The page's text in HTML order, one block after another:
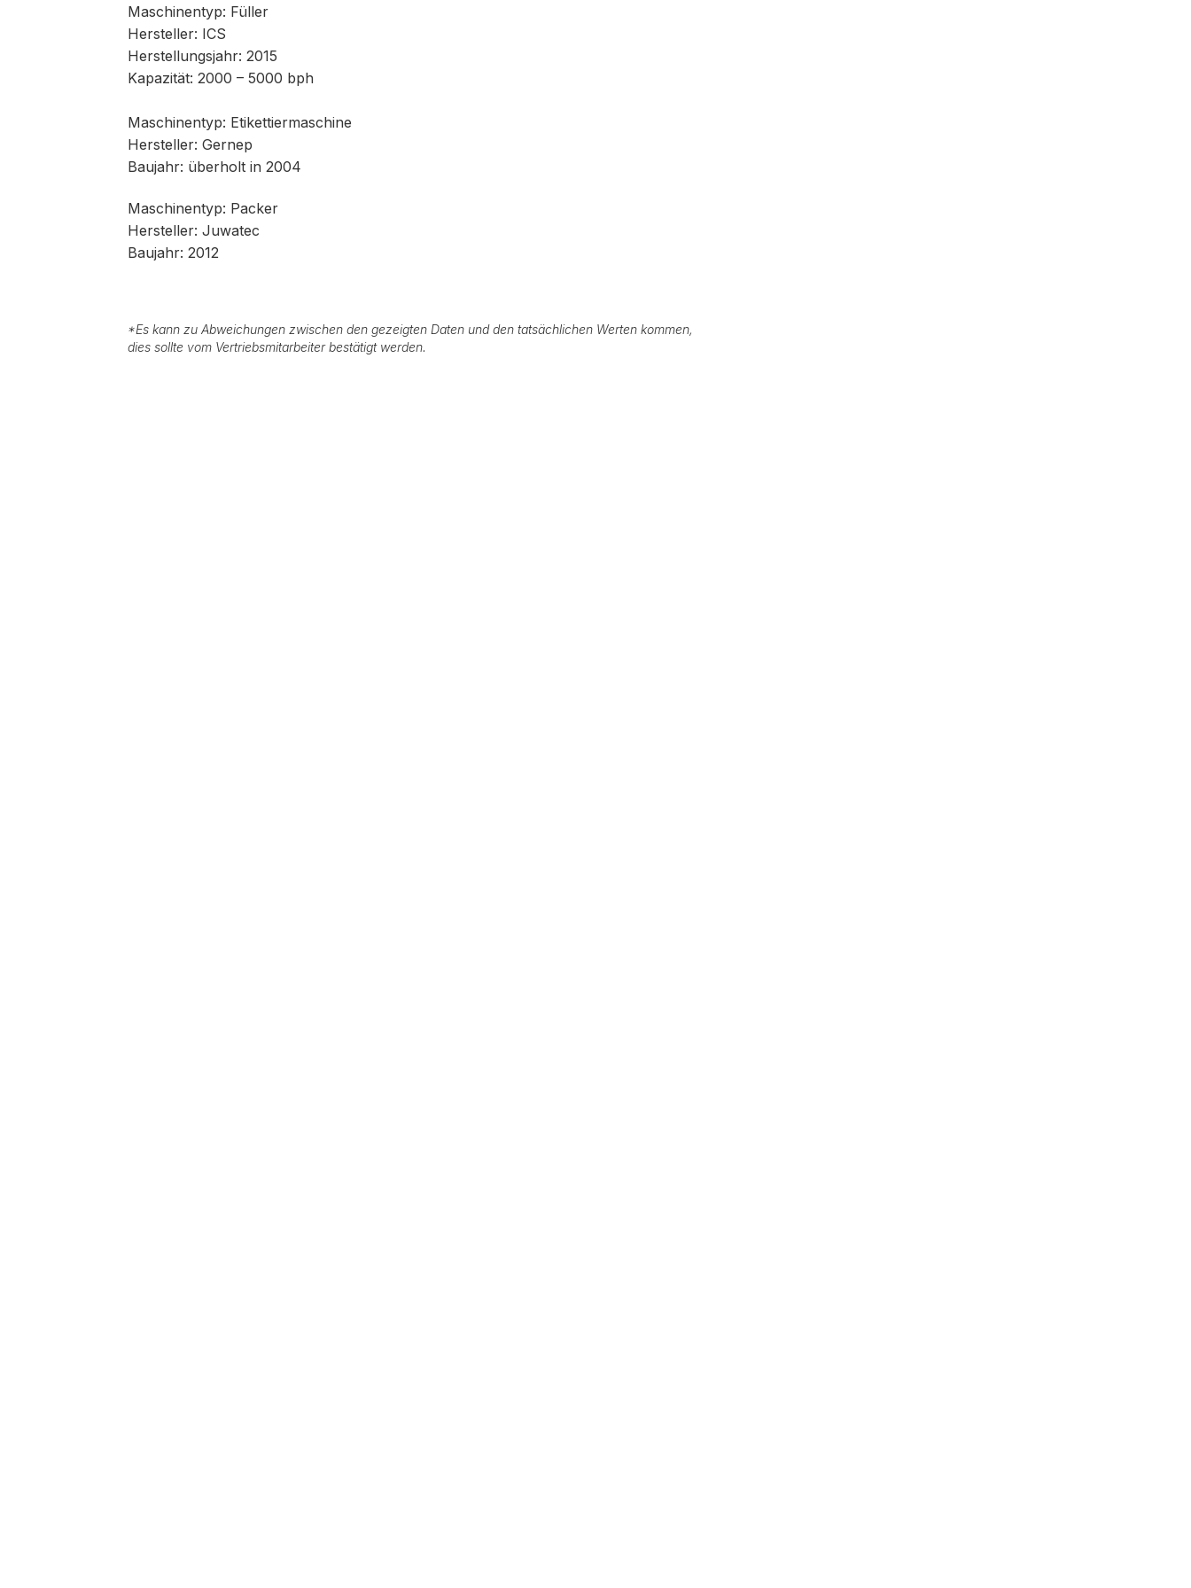
Maschinentyp: Füller
Hersteller: ICS
Herstellungsjahr: 2015
Kapazität: 2000 – 5000 bph
Maschinentyp: Etikettiermaschine
Hersteller: Gernep
Baujahr: überholt in 2004
Maschinentyp: Packer
Hersteller: Juwatec
Baujahr: 2012
*Es kann zu Abweichungen zwischen den gezeigten Daten und den tatsächlichen Werten kommen,
dies sollte vom Vertriebsmitarbeiter bestätigt werden.